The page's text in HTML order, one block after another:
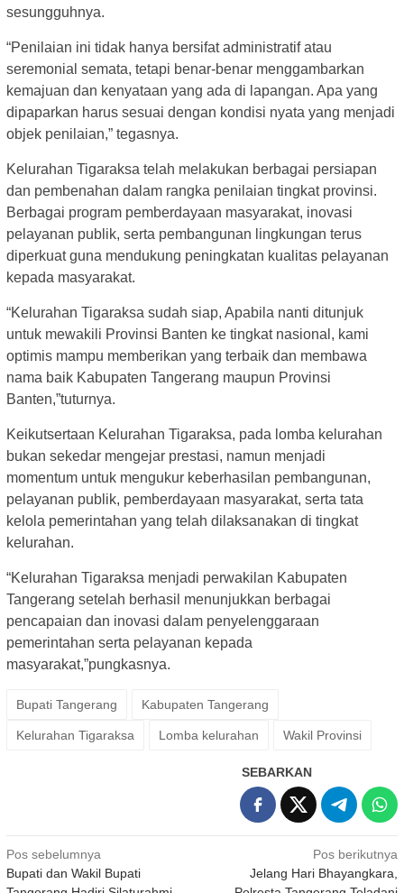
sesungguhnya.
“Penilaian ini tidak hanya bersifat administratif atau
seremonial semata, tetapi benar-benar menggambarkan
kemajuan dan kenyataan yang ada di lapangan. Apa yang
dipaparkan harus sesuai dengan kondisi nyata yang menjadi
objek penilaian,” tegasnya.
Kelurahan Tigaraksa telah melakukan berbagai persiapan
dan pembenahan dalam rangka penilaian tingkat provinsi.
Berbagai program pemberdayaan masyarakat, inovasi
pelayanan publik, serta pembangunan lingkungan terus
diperkuat guna mendukung peningkatan kualitas pelayanan
kepada masyarakat.
“Kelurahan Tigaraksa sudah siap, Apabila nanti ditunjuk
untuk mewakili Provinsi Banten ke tingkat nasional, kami
optimis mampu memberikan yang terbaik dan membawa
nama baik Kabupaten Tangerang maupun Provinsi
Banten,”tuturnya.
Keikutsertaan Kelurahan Tigaraksa, pada lomba kelurahan
bukan sekedar mengejar prestasi, namun menjadi
momentum untuk mengukur keberhasilan pembangunan,
pelayanan publik, pemberdayaan masyarakat, serta tata
kelola pemerintahan yang telah dilaksanakan di tingkat
kelurahan.
“Kelurahan Tigaraksa menjadi perwakilan Kabupaten
Tangerang setelah berhasil menunjukkan berbagai
pencapaian dan inovasi dalam penyelenggaraan
pemerintahan serta pelayanan kepada
masyarakat,”pungkasnya.
Bupati Tangerang Kabupaten Tangerang
Kelurahan Tigaraksa Lomba kelurahan Wakil Provinsi
SEBARKAN
Navigasi
pos
Pos sebelumnya
Bupati dan Wakil Bupati
Pos berikutnya
Jelang Hari Bhayangkara,